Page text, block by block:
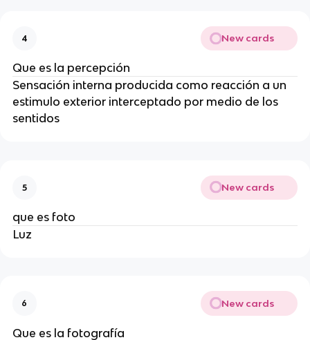
4 New cards
Que es la percepción
Sensación interna producida como reacción a un
estimulo exterior interceptado por medio de los
sentidos
5 New cards
que es foto
Luz
6 New cards
Que es la fotografía